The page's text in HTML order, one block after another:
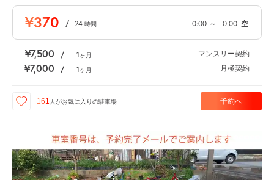
¥370 / 24 時間 0:00 ～ 0:00 空
¥7,500 / 1ヶ月 マンスリー契約
¥7,000 / 1ヶ月 月極契約
161 人がお気に入りの駐車場 予約へ